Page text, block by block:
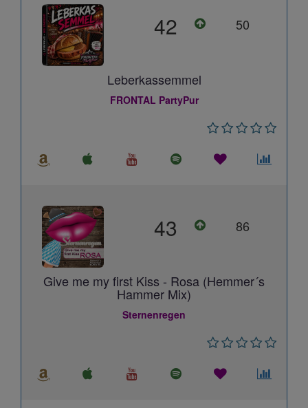
42 50
Leberkassemmel
FRONTAL PartyPur
43 86
Give me my first Kiss - Rosa (Hemmer´s
Hammer Mix)
Sternenregen